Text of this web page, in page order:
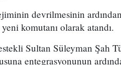
devrilmesinin
komutanı olarak atandı.
Sultan Süleyman Şah
entegrasyonunun